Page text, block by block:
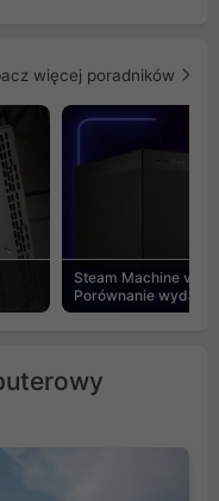
więcej poradników
Steam Machine vs
Porównanie